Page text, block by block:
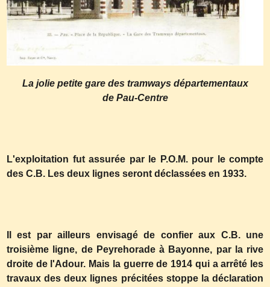
La jolie petite gare des tramways départementaux
de Pau-Centre
L'exploitation fut assurée par le P.O.M. pour le compte
des C.B. Les deux lignes seront déclassées en 1933.
Il est par ailleurs envisagé de confier aux C.B. une
troisième ligne, de Peyrehorade à Bayonne, par la rive
droite de l'Adour. Mais la guerre de 1914 qui a arrêté les
travaux des deux lignes précitées stoppe la déclaration